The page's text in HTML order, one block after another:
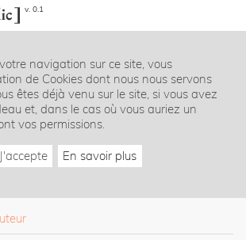
v. 0.1
navigation sur ce site, vous
de Cookies dont nous nous servons
êtes déjà venu sur le site, si vous avez
et, dans le cas où vous auriez un
vos permissions.
J'accepte En savoir plus